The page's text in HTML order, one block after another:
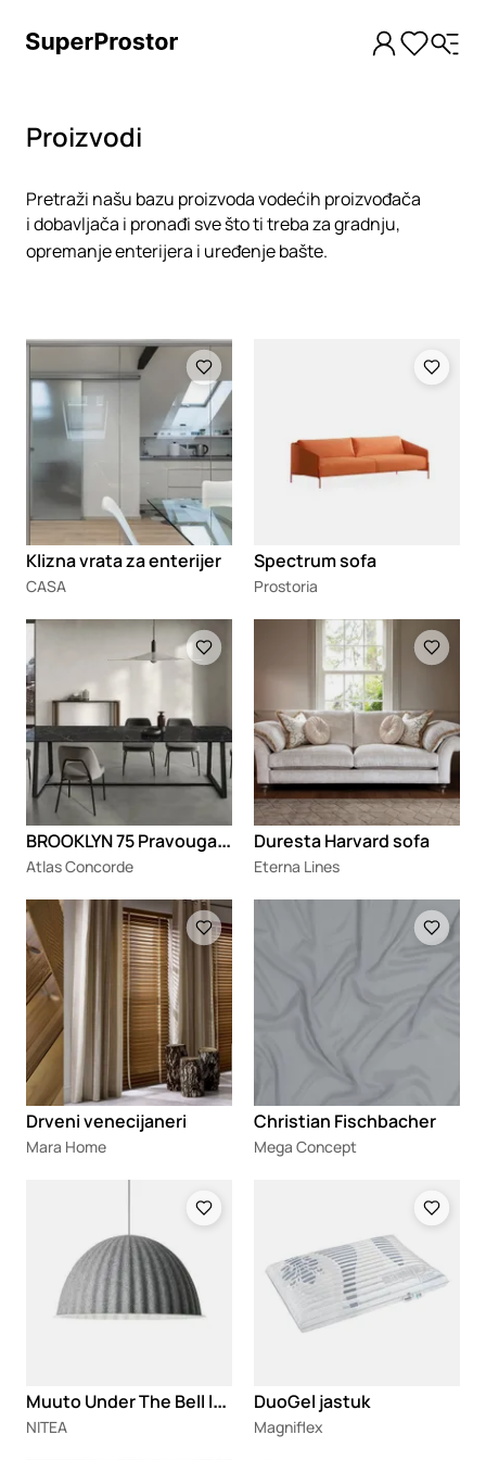
Proizvodi
Pretraži našu bazu proizvoda vodećih proizvođača
i dobavljača i pronađi sve što ti treba za gradnju,
opremanje enterijera i uređenje bašte.
Loading
Klizna vrata za enterijer
CASA
Spectrum sofa
Prostoria
Loading
B
ROOKLYN 75 Pravougaoni sto sa pločom od porcelanskog kamena
Atlas Concorde
Loading
Duresta Harvard sofa
Eterna Lines
Loading
Drveni venecijaneri
Mara Home
Christian Fischbacher
Mega Concept
M
uuto Under The Bell luster
NITEA
DuoGel jastuk
Magniflex